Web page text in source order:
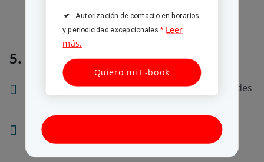
5. Investigación:
Investigar los riesgos laborales y las enfermedades
Desarrollar nuevas medidas de prevención y
control de riesgos.
Autorización de contacto en horarios
y periodicidad excepcionales * Leer
más.
Quiero mi E-book